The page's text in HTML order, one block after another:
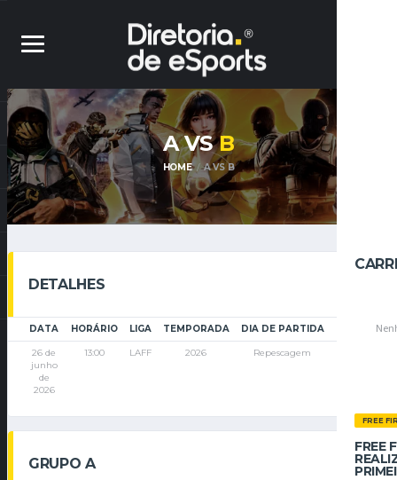
FREE
FREE
A VSB
HOME A VS B
DETALHES
DATA HORÁRIO LIGA TEMPORADA DIA DE PARTIDA TEMPO
26 de
junho
de
2026
13:00 LAFF 2026 Repescagem
GRUPO A